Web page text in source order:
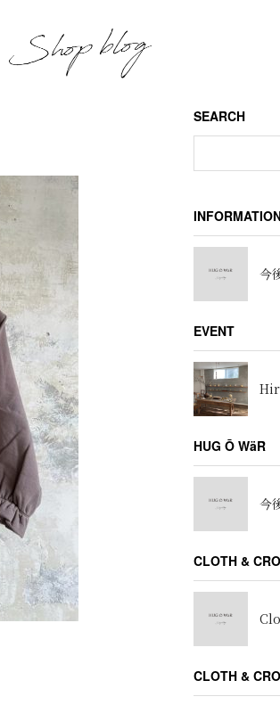
SEARCH
今
EVENT
HUG Ō WäR
今
CLOTH &
CLOTH &